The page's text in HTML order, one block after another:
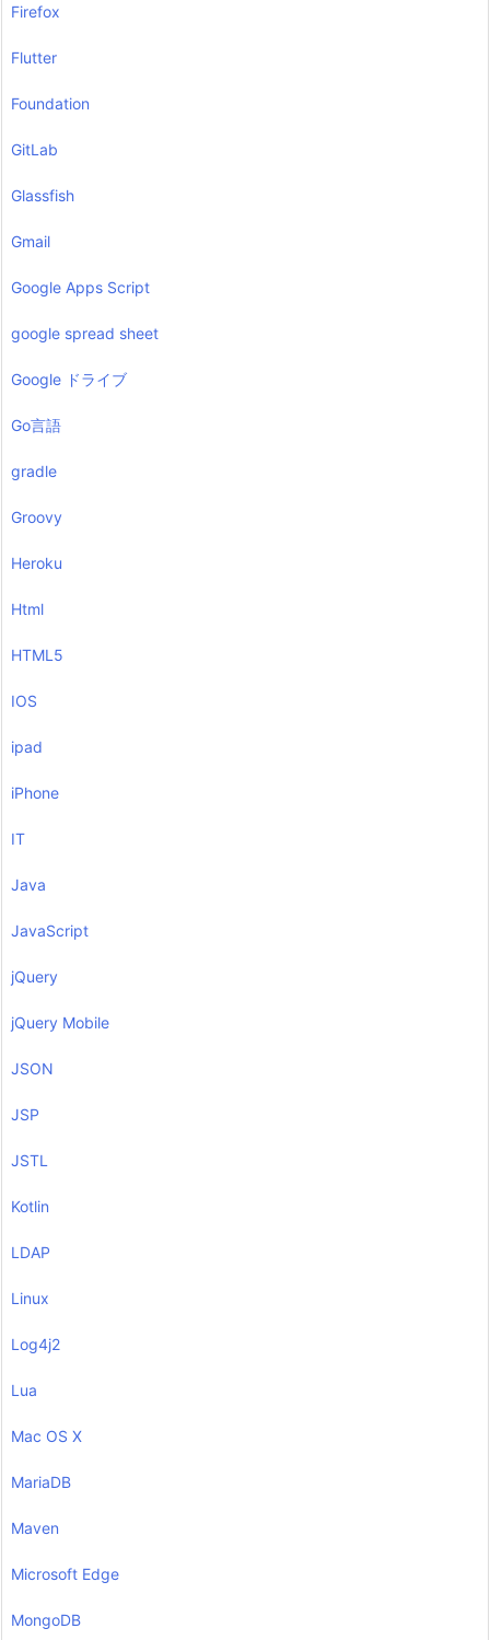
Firefox
Flutter
Foundation
GitLab
Glassfish
Gmail
Google Apps Script
google spread sheet
Google ドライブ
Go言語
gradle
Groovy
Heroku
Html
HTML5
IOS
ipad
iPhone
IT
Java
JavaScript
jQuery
jQuery Mobile
JSON
JSP
JSTL
Kotlin
LDAP
Linux
Log4j2
Lua
Mac OS X
MariaDB
Maven
Microsoft Edge
MongoDB